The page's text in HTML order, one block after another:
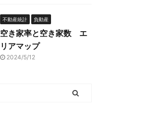
不動産統計 負動産
空き家率と空き家数 エ
リアマップ
2024/5/12